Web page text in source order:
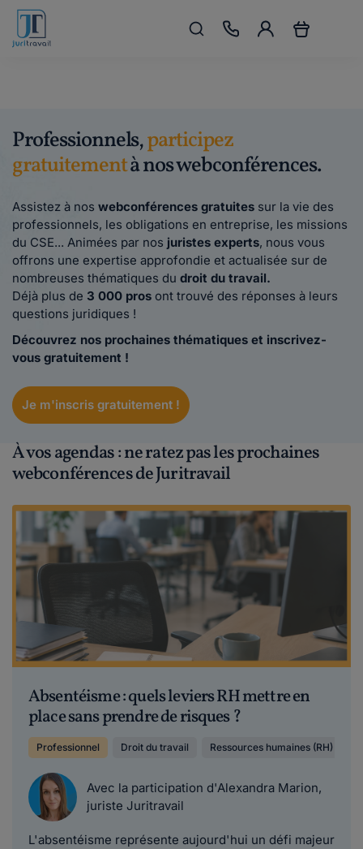
Professionnels,participez
gratuitementà nos webconférences.
Assistez à nos webconférences gratuites sur la vie des
professionnels, les obligations en entreprise, les missions
du CSE... Animées par nos juristes experts, nous vous
offrons une expertise approfondie et actualisée sur de
nombreuses thématiques du droit du travail.
Déjà plus de 3 000 pros ont trouvé des réponses à leurs
questions juridiques !
Découvrez nos prochaines thématiques et inscrivez-
vous gratuitement !
Je m'inscris gratuitement !
À vos agendas : ne ratez pas les prochaines
webconférences de Juritravail
Absentéisme : quels leviers RH mettre en
place sans prendre de risques ?
Professionnel Droit du travail Ressources humaines (RH)
Avec la participation d'Alexandra Marion,
juriste Juritravail
L'absentéisme représente aujourd'hui un défi majeur